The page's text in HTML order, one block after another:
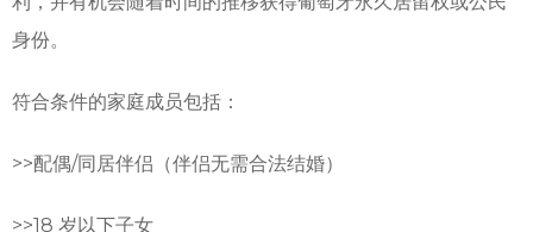
身份。
符合条件的家庭成员包括：
>>配偶/同居伴侣（伴侣无需合法结婚）
>>18 岁以下子女